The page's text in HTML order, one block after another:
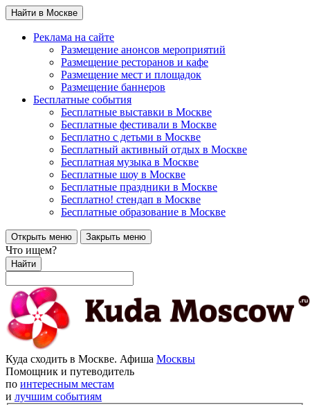
Найти в Москве
Реклама на сайте
Размещение анонсов мероприятий
Размещение ресторанов и кафе
Размещение мест и площадок
Размещение баннеров
Бесплатные события
Бесплатные выставки в Москве
Бесплатные фестивали в Москве
Бесплатно с детьми в Москве
Бесплатный активный отдых в Москве
Бесплатная музыка в Москве
Бесплатные шоу в Москве
Бесплатные праздники в Москве
Бесплатно! стендап в Москве
Бесплатные образование в Москве
Открыть меню Закрыть меню
Что ищем?
Найти
Куда сходить в Москве. Афиша Москвы
Помощник и путеводитель
по интересным местам
и лучшим событиям